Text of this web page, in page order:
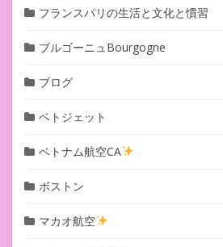
フランスパリの生活と文化と慣習
ブルゴーニュBourgogne
ブログ
ベトジェット
ベトナム航空CA
ボストン
マカオ航空